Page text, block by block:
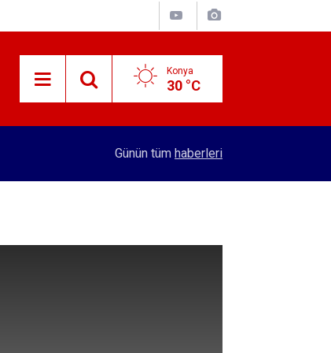
Konya
30 °C
Konya'da bakımı yapılmayan asansörler
Günün tüm haberleri